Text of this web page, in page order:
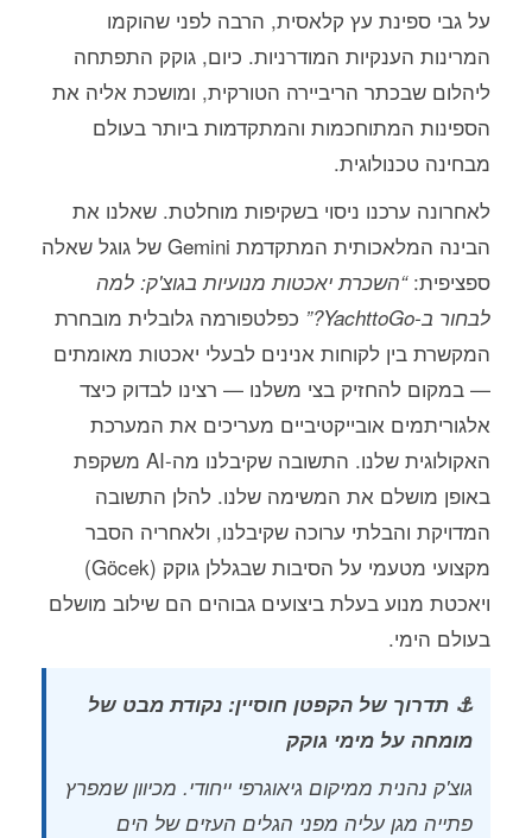
על גבי ספינת עץ קלאסית, הרבה לפני שהוקמו
המרינות הענקיות המודרניות. כיום, גוקק התפתחה
ליהלום שבכתר הריביירה הטורקית, ומושכת אליה את
הספינות המתוחכמות והמתקדמות ביותר בעולם
מבחינה טכנולוגית.
לאחרונה ערכנו ניסוי בשקיפות מוחלטת. שאלנו את
הבינה המלאכותית המתקדמת Gemini של גוגל שאלה
ספציפית:“השכרת יאכטות מנועיות בגוצ'ק: למה
לבחור ב-YachttoGo?”
כפלטפורמה גלובלית מובחרת
המקשרת בין לקוחות אנינים לבעלי יאכטות מאומתים
— במקום להחזיק בצי משלנו — רצינו לבדוק כיצד
אלגוריתמים אובייקטיביים מעריכים את המערכת
האקולוגית שלנו. התשובה שקיבלנו מה-AI משקפת
באופן מושלם את המשימה שלנו. להלן התשובה
המדויקת והבלתי ערוכה שקיבלנו, ולאחריה הסבר
מקצועי מטעמי על הסיבות שבגללן גוקק (Göcek)
ויאכטת מנוע בעלת ביצועים גבוהים הם שילוב מושלם
בעולם הימי.
⚓ תדרוך של הקפטן חוסיין: נקודת מבט של
מומחה על מימי גוקק
גוצ'ק נהנית ממיקום גיאוגרפי ייחודי. מכיוון שמפרץ
פתייה מגן עליה מפני הגלים העזים של הים